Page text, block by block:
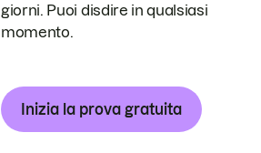
giorni. Puoi disdire in qualsiasi
momento.
Inizia la prova gratuita